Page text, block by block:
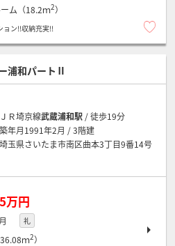
ム（18.2ｍ2）
ョン!!収納充実!!
浦和パートⅡ
ＪＲ埼京線武蔵浦和駅 / 徒歩19分
築年月1991年2月 / 3階建
埼玉県さいたま市南区曲本3丁目9番14号
万円
礼
ｍ2）